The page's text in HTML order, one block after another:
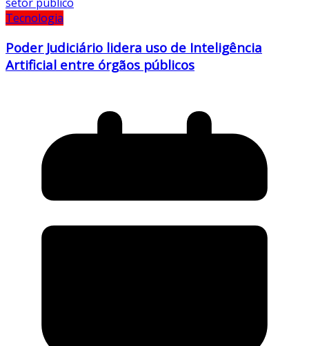
Tecnologia
Poder Judiciário lidera uso de Inteligência
Artificial entre órgãos públicos